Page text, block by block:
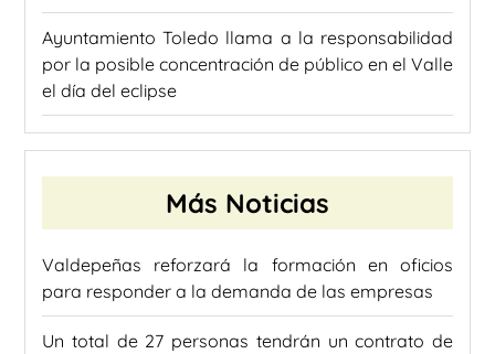
Ayuntamiento Toledo llama a la responsabilidad
por la posible concentración de público en el Valle
el día del eclipse
Más Noticias
Valdepeñas reforzará la formación en oficios
para responder a la demanda de las empresas
Un total de 27 personas tendrán un contrato de